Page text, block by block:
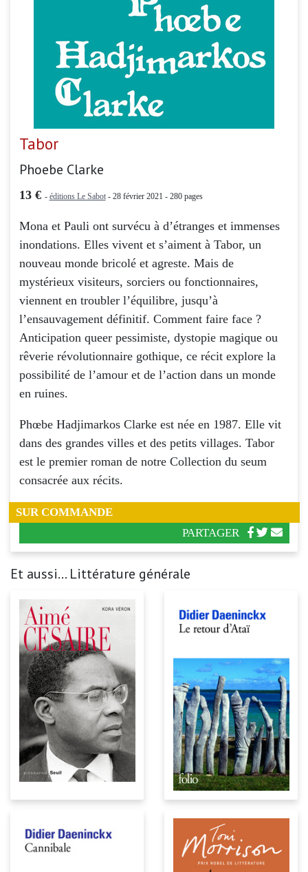
Tabor
Phoebe Clarke
13 € - éditions Le Sabot- 28 février 2021 - 280 pages
Mona et Pauli ont survécu à d’étranges et immenses
inondations. Elles vivent et s’aiment à Tabor, un
nouveau monde bricolé et agreste. Mais de
mystérieux visiteurs, sorciers ou fonctionnaires,
viennent en troubler l’équilibre, jusqu’à
l’ensauvagement définitif. Comment faire face ?
Anticipation queer pessimiste, dystopie magique ou
rêverie révolutionnaire gothique, ce récit explore la
possibilité de l’amour et de l’action dans un monde
en ruines.
Phœbe Hadjimarkos Clarke est née en 1987. Elle vit
dans des grandes villes et des petits villages. Tabor
est le premier roman de notre Collection du seum
consacrée aux récits.
SUR COMMANDE
PARTAGER
Et aussi... Littérature générale